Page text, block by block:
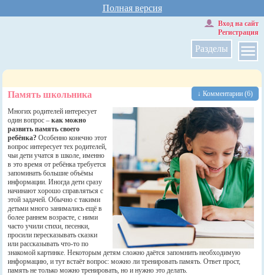
Полная версия
Разделы
Вход на сайт
Регистрация
↓ Комментарии (6)
Память школьника
Многих родителей интересует
один вопрос –как можно
развить память своего
ребёнка? Особенно конечно этот
вопрос интересует тех родителей,
чьи дети учатся в школе, именно
в это время от ребёнка требуется
запоминать большие объёмы
информации. Иногда дети сразу
начинают хорошо справляться с
этой задачей. Обычно с такими
детьми много занимались ещё в
более раннем возрасте, с ними
часто учили стихи, песенки,
просили пересказывать сказки
или рассказывать что-то по
знакомой картинке. Некоторым детям сложно даётся запомнить необходимую
информацию, и тут встаёт вопрос: можно ли тренировать память. Ответ прост,
память не только можно тренировать, но и нужно это делать.